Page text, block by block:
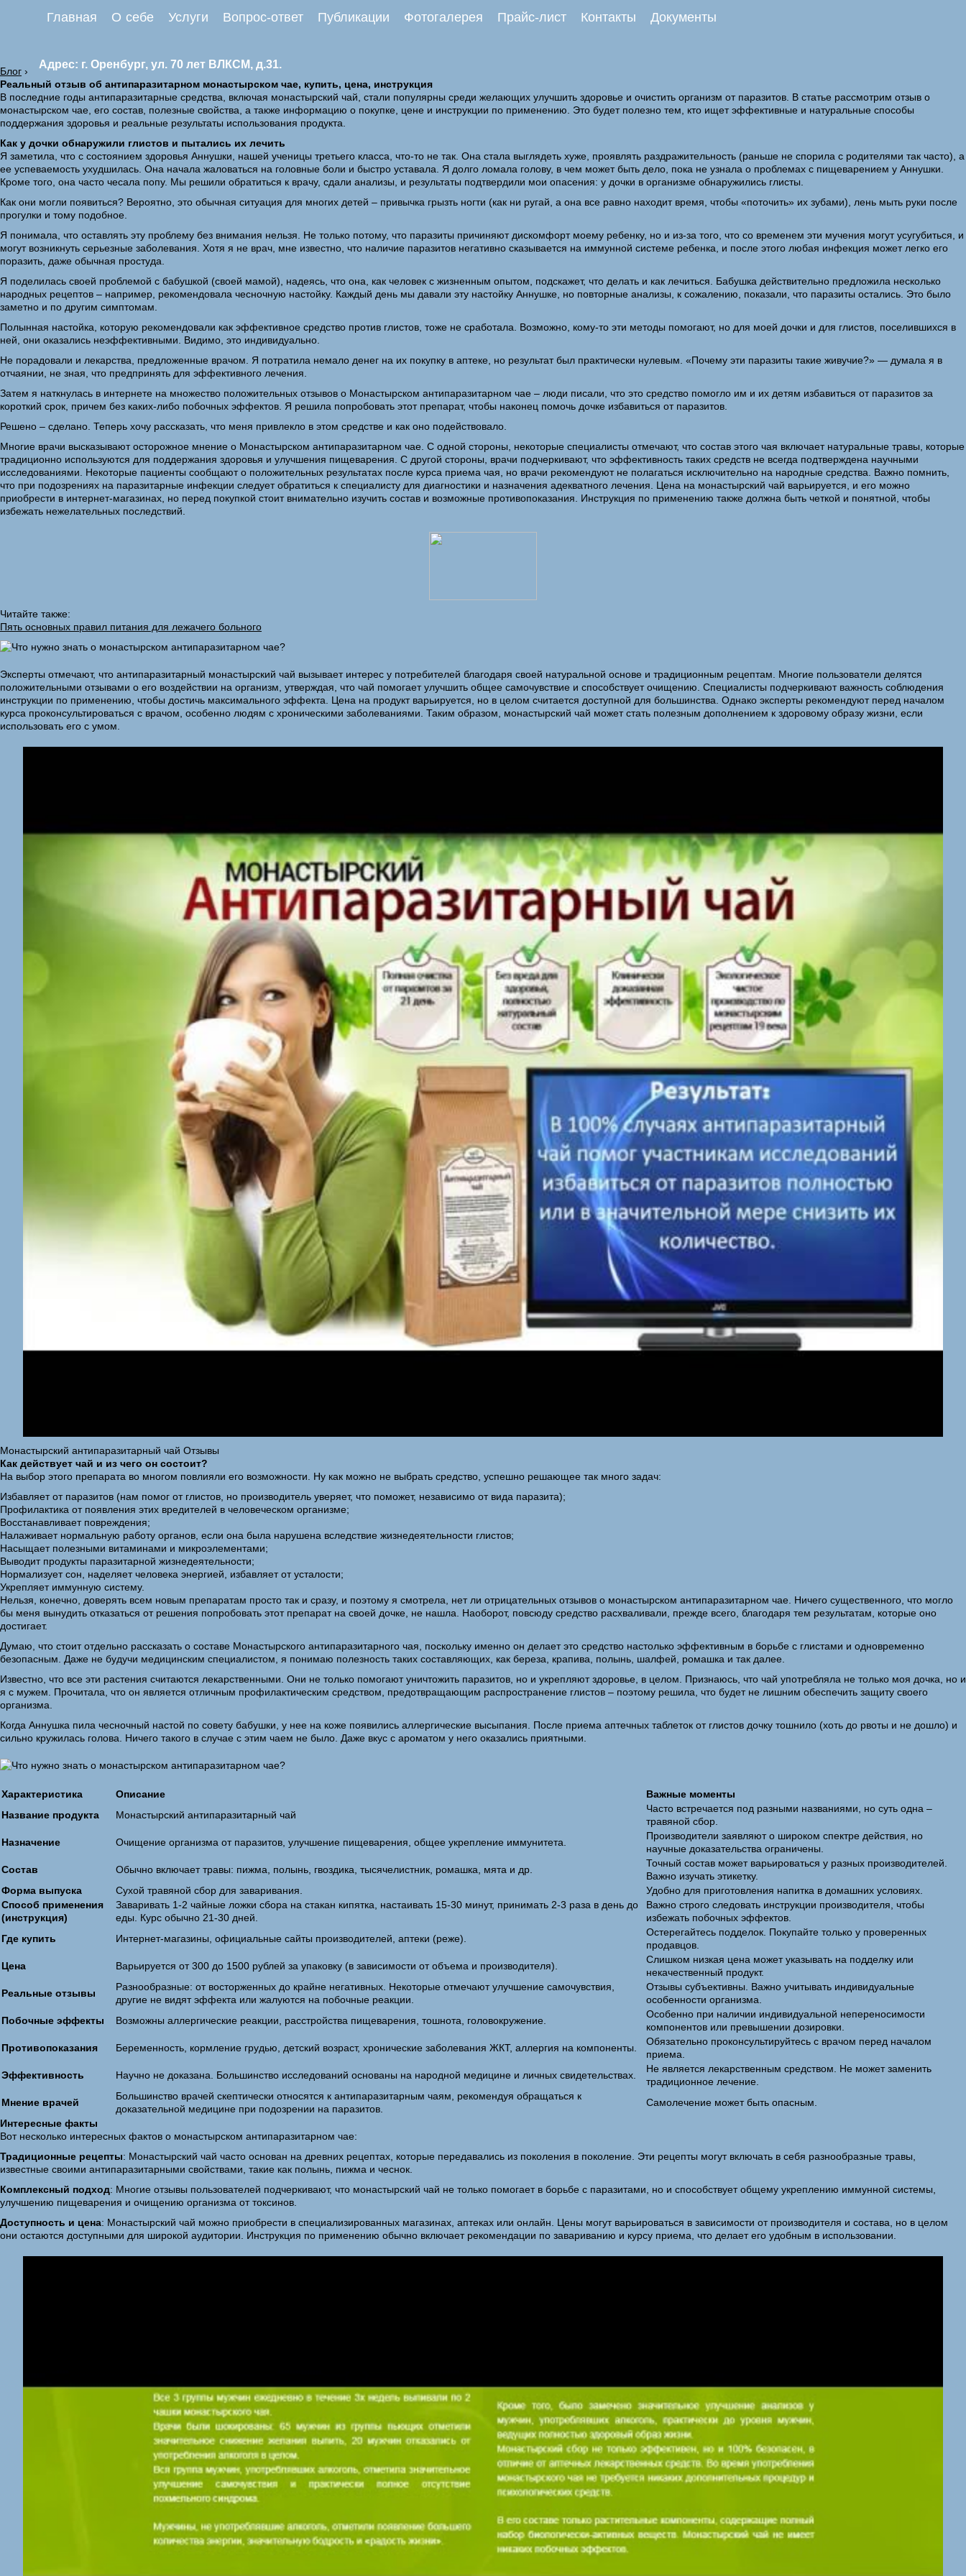
Главная О себе Услуги Вопрос-ответ Публикации Фотогалерея Прайс-лист Контакты Документы
Адрес: г. Оренбург, ул. 70 лет ВЛКСМ, д.31.
Блог ›
Реальный отзыв об антипаразитарном монастырском чае, купить, цена, инструкция
В последние годы антипаразитарные средства, включая монастырский чай, стали популярны среди желающих улучшить здоровье и очистить организм от паразитов. В статье рассмотрим отзыв о
монастырском чае, его состав, полезные свойства, а также информацию о покупке, цене и инструкции по применению. Это будет полезно тем, кто ищет эффективные и натуральные способы
поддержания здоровья и реальные результаты использования продукта.
Как у дочки обнаружили глистов и пытались их лечить
Я заметила, что с состоянием здоровья Аннушки, нашей ученицы третьего класса, что-то не так. Она стала выглядеть хуже, проявлять раздражительность (раньше не спорила с родителями так часто), а
ее успеваемость ухудшилась. Она начала жаловаться на головные боли и быстро уставала. Я долго ломала голову, в чем может быть дело, пока не узнала о проблемах с пищеварением у Аннушки.
Кроме того, она часто чесала попу. Мы решили обратиться к врачу, сдали анализы, и результаты подтвердили мои опасения: у дочки в организме обнаружились глисты.
Как они могли появиться? Вероятно, это обычная ситуация для многих детей – привычка грызть ногти (как ни ругай, а она все равно находит время, чтобы «поточить» их зубами), лень мыть руки после
прогулки и тому подобное.
Я понимала, что оставлять эту проблему без внимания нельзя. Не только потому, что паразиты причиняют дискомфорт моему ребенку, но и из-за того, что со временем эти мучения могут усугубиться, и
могут возникнуть серьезные заболевания. Хотя я не врач, мне известно, что наличие паразитов негативно сказывается на иммунной системе ребенка, и после этого любая инфекция может легко его
поразить, даже обычная простуда.
Я поделилась своей проблемой с бабушкой (своей мамой), надеясь, что она, как человек с жизненным опытом, подскажет, что делать и как лечиться. Бабушка действительно предложила несколько
народных рецептов – например, рекомендовала чесночную настойку. Каждый день мы давали эту настойку Аннушке, но повторные анализы, к сожалению, показали, что паразиты остались. Это было
заметно и по другим симптомам.
Полынная настойка, которую рекомендовали как эффективное средство против глистов, тоже не сработала. Возможно, кому-то эти методы помогают, но для моей дочки и для глистов, поселившихся в
ней, они оказались неэффективными. Видимо, это индивидуально.
Не порадовали и лекарства, предложенные врачом. Я потратила немало денег на их покупку в аптеке, но результат был практически нулевым. «Почему эти паразиты такие живучие?» — думала я в
отчаянии, не зная, что предпринять для эффективного лечения.
Затем я наткнулась в интернете на множество положительных отзывов о Монастырском антипаразитарном чае – люди писали, что это средство помогло им и их детям избавиться от паразитов за
короткий срок, причем без каких-либо побочных эффектов. Я решила попробовать этот препарат, чтобы наконец помочь дочке избавиться от паразитов.
Решено – сделано. Теперь хочу рассказать, что меня привлекло в этом средстве и как оно подействовало.
Многие врачи высказывают осторожное мнение о Монастырском антипаразитарном чае. С одной стороны, некоторые специалисты отмечают, что состав этого чая включает натуральные травы, которые
традиционно используются для поддержания здоровья и улучшения пищеварения. С другой стороны, врачи подчеркивают, что эффективность таких средств не всегда подтверждена научными
исследованиями. Некоторые пациенты сообщают о положительных результатах после курса приема чая, но врачи рекомендуют не полагаться исключительно на народные средства. Важно помнить,
что при подозрениях на паразитарные инфекции следует обратиться к специалисту для диагностики и назначения адекватного лечения. Цена на монастырский чай варьируется, и его можно
приобрести в интернет-магазинах, но перед покупкой стоит внимательно изучить состав и возможные противопоказания. Инструкция по применению также должна быть четкой и понятной, чтобы
избежать нежелательных последствий.
Читайте также:
Пять основных правил питания для лежачего больного
Эксперты отмечают, что антипаразитарный монастырский чай вызывает интерес у потребителей благодаря своей натуральной основе и традиционным рецептам. Многие пользователи делятся
положительными отзывами о его воздействии на организм, утверждая, что чай помогает улучшить общее самочувствие и способствует очищению. Специалисты подчеркивают важность соблюдения
инструкции по применению, чтобы достичь максимального эффекта. Цена на продукт варьируется, но в целом считается доступной для большинства. Однако эксперты рекомендуют перед началом
курса проконсультироваться с врачом, особенно людям с хроническими заболеваниями. Таким образом, монастырский чай может стать полезным дополнением к здоровому образу жизни, если
использовать его с умом.
Монастырский антипаразитарный чай Отзывы
Как действует чай и из чего он состоит?
На выбор этого препарата во многом повлияли его возможности. Ну как можно не выбрать средство, успешно решающее так много задач:
Избавляет от паразитов (нам помог от глистов, но производитель уверяет, что поможет, независимо от вида паразита);
Профилактика от появления этих вредителей в человеческом организме;
Восстанавливает повреждения;
Налаживает нормальную работу органов, если она была нарушена вследствие жизнедеятельности глистов;
Насыщает полезными витаминами и микроэлементами;
Выводит продукты паразитарной жизнедеятельности;
Нормализует сон, наделяет человека энергией, избавляет от усталости;
Укрепляет иммунную систему.
Нельзя, конечно, доверять всем новым препаратам просто так и сразу, и поэтому я смотрела, нет ли отрицательных отзывов о монастырском антипаразитарном чае. Ничего существенного, что могло
бы меня вынудить отказаться от решения попробовать этот препарат на своей дочке, не нашла. Наоборот, повсюду средство расхваливали, прежде всего, благодаря тем результатам, которые оно
достигает.
Думаю, что стоит отдельно рассказать о составе Монастырского антипаразитарного чая, поскольку именно он делает это средство настолько эффективным в борьбе с глистами и одновременно
безопасным. Даже не будучи медицинским специалистом, я понимаю полезность таких составляющих, как береза, крапива, полынь, шалфей, ромашка и так далее.
Известно, что все эти растения считаются лекарственными. Они не только помогают уничтожить паразитов, но и укрепляют здоровье, в целом. Признаюсь, что чай употребляла не только моя дочка, но и
я с мужем. Прочитала, что он является отличным профилактическим средством, предотвращающим распространение глистов – поэтому решила, что будет не лишним обеспечить защиту своего
организма.
Когда Аннушка пила чесночный настой по совету бабушки, у нее на коже появились аллергические высыпания. После приема аптечных таблеток от глистов дочку тошнило (хоть до рвоты и не дошло) и
сильно кружилась голова. Ничего такого в случае с этим чаем не было. Даже вкус с ароматом у него оказались приятными.
Характеристика Описание
Важные моменты
Название продукта
Монастырский антипаразитарный чай
Часто встречается под разными названиями, но суть одна –
травяной сбор.
Назначение
Очищение организма от паразитов, улучшение пищеварения, общее укрепление иммунитета.
Производители заявляют о широком спектре действия, но
научные доказательства ограничены.
Состав
Обычно включает травы: пижма, полынь, гвоздика, тысячелистник, ромашка, мята и др.
Точный состав может варьироваться у разных производителей.
Важно изучать этикетку.
Форма выпуска
Сухой травяной сбор для заваривания.
Удобно для приготовления напитка в домашних условиях.
Способ применения
(инструкция)
Заваривать 1-2 чайные ложки сбора на стакан кипятка, настаивать 15-30 минут, принимать 2-3 раза в день до
еды. Курс обычно 21-30 дней.
Важно строго следовать инструкции производителя, чтобы
избежать побочных эффектов.
Где купить
Интернет-магазины, официальные сайты производителей, аптеки (реже).
Остерегайтесь подделок. Покупайте только у проверенных
продавцов.
Цена
Варьируется от 300 до 1500 рублей за упаковку (в зависимости от объема и производителя).
Слишком низкая цена может указывать на подделку или
некачественный продукт.
Реальные отзывы
Разнообразные: от восторженных до крайне негативных. Некоторые отмечают улучшение самочувствия,
другие не видят эффекта или жалуются на побочные реакции.
Отзывы субъективны. Важно учитывать индивидуальные
особенности организма.
Побочные эффекты
Возможны аллергические реакции, расстройства пищеварения, тошнота, головокружение.
Особенно при наличии индивидуальной непереносимости
компонентов или превышении дозировки.
Противопоказания
Беременность, кормление грудью, детский возраст, хронические заболевания ЖКТ, аллергия на компоненты.
Обязательно проконсультируйтесь с врачом перед началом
приема.
Эффективность
Научно не доказана. Большинство исследований основаны на народной медицине и личных свидетельствах.
Не является лекарственным средством. Не может заменить
традиционное лечение.
Мнение врачей
Большинство врачей скептически относятся к антипаразитарным чаям, рекомендуя обращаться к
доказательной медицине при подозрении на паразитов.
Самолечение может быть опасным.
Интересные факты
Вот несколько интересных фактов о монастырском антипаразитарном чае:
Традиционные рецепты: Монастырский чай часто основан на древних рецептах, которые передавались из поколения в поколение. Эти рецепты могут включать в себя разнообразные травы,
известные своими антипаразитарными свойствами, такие как полынь, пижма и чеснок.
Комплексный подход: Многие отзывы пользователей подчеркивают, что монастырский чай не только помогает в борьбе с паразитами, но и способствует общему укреплению иммунной системы,
улучшению пищеварения и очищению организма от токсинов.
Доступность и цена: Монастырский чай можно приобрести в специализированных магазинах, аптеках или онлайн. Цены могут варьироваться в зависимости от производителя и состава, но в целом
они остаются доступными для широкой аудитории. Инструкция по применению обычно включает рекомендации по завариванию и курсу приема, что делает его удобным в использовании.